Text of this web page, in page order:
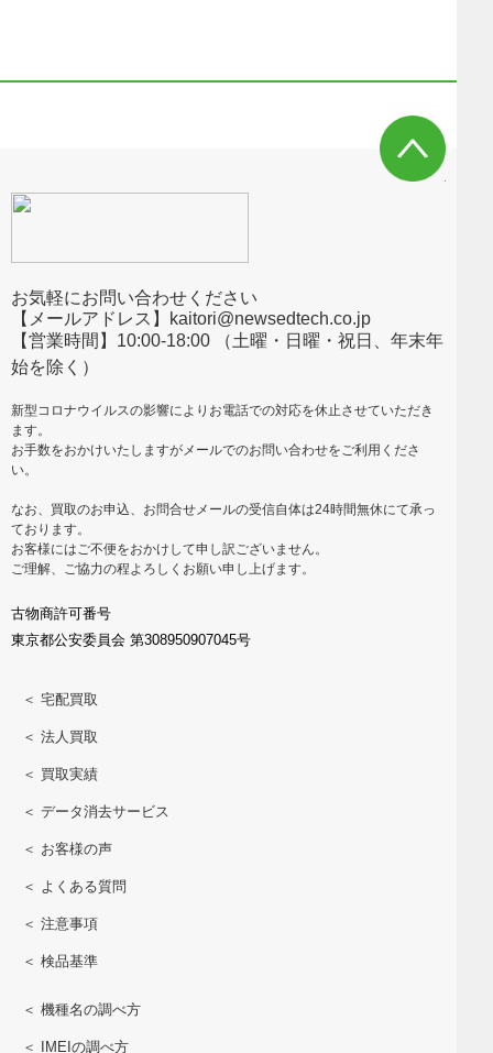
お気軽にお問い合わせください
【メールアドレス】kaitori@newsedtech.co.jp
【営業時間】10:00-18:00 （土曜・日曜・祝日、年末年
始を除く）
新型コロナウイルスの影響によりお電話での対応を休止させていただき
ます。
お手数をおかけいたしますがメールでのお問い合わせをご利用くださ
い。
なお、買取のお申込、お問合せメールの受信自体は24時間無休にて承っ
ております。
お客様にはご不便をおかけして申し訳ございません。
ご理解、ご協力の程よろしくお願い申し上げます。
古物商許可番号
東京都公安委員会 第308950907045号
＜ 宅配買取
＜ 法人買取
＜ 買取実績
＜ データ消去サービス
＜ お客様の声
＜ よくある質問
＜ 注意事項
＜ 検品基準
＜ 機種名の調べ方
＜ IMEIの調べ方